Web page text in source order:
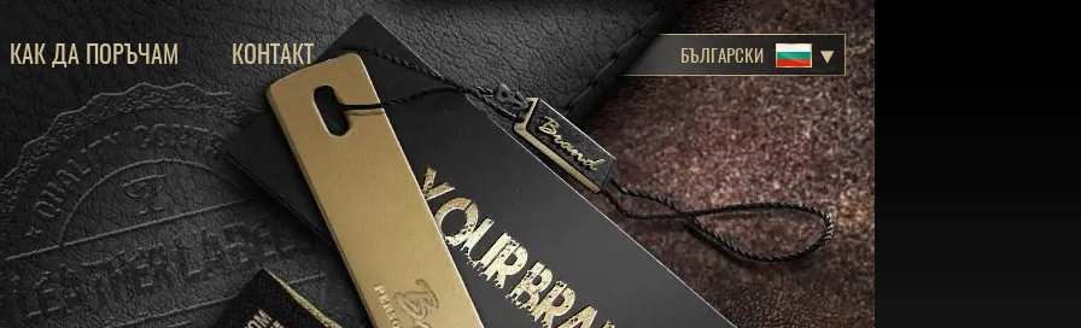
КАК ДА ПОРЪЧАМ КОНТАКТ БЪЛГАРСКИ